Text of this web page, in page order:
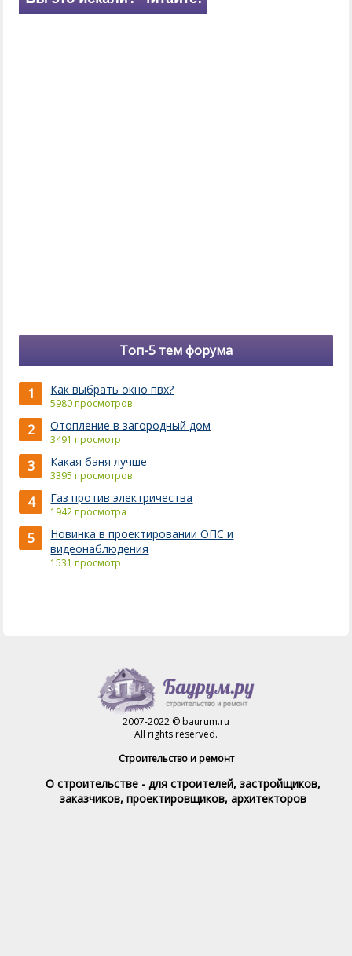
Топ-5 тем форума
1 Как выбрать окно пвх?
5980 просмотров
2 Отопление в загородный дом
3491 просмотр
3 Какая баня лучше
3395 просмотров
4 Газ против электричества
1942 просмотра
5
Новинка в проектировании ОПС и
видеонаблюдения
1531 просмотр
2007-2022 © baurum.ru
All rights reserved.
Строительство и ремонт
О строительстве - для строителей, застройщиков,
заказчиков, проектировщиков, архитекторов